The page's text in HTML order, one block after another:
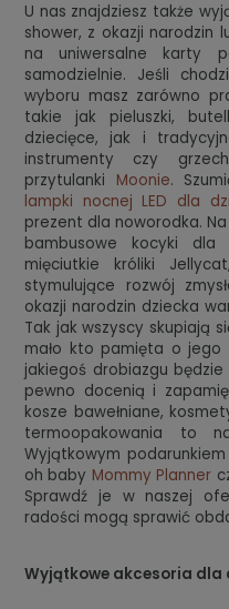
U nas znajdziesz także
shower, z okazji narodzin
na uniwersalne karty
samodzielnie. Jeśli
wyboru masz zarówno
takie jak pieluszki,
dziecięce, jak i
instrumenty czy
przytulanki Moonie.
lampki nocnej LED dla
prezent dla noworodka.
bambusowe kocyki dla
mięciutkie króliki
stymulujące rozwój
okazji narodzin dziecka
Tak jak wszyscy skupiają
mało kto pamięta o
jakiegoś drobiazgu
pewno docenią i
kosze bawełniane,
termoopakowania to
Wyjątkowym
oh baby Mommy Planner
Sprawdź je w naszej
radości mogą sprawić
Wyjątkowe akcesoria dla